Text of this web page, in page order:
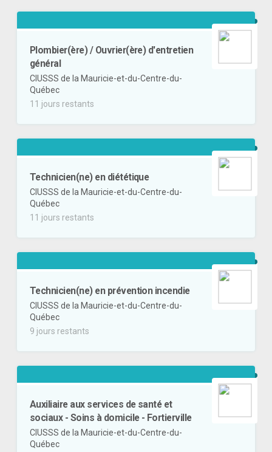
Plombier(ère) / Ouvrier(ère) d'entretien
général
CIUSSS de la Mauricie-et-du-Centre-du-
Québec
11 jours restants
Technicien(ne) en diététique
CIUSSS de la Mauricie-et-du-Centre-du-
Québec
11 jours restants
Technicien(ne) en prévention incendie
CIUSSS de la Mauricie-et-du-Centre-du-
Québec
9 jours restants
Auxiliaire aux services de santé et
sociaux - Soins à domicile - Fortierville
CIUSSS de la Mauricie-et-du-Centre-du-
Québec